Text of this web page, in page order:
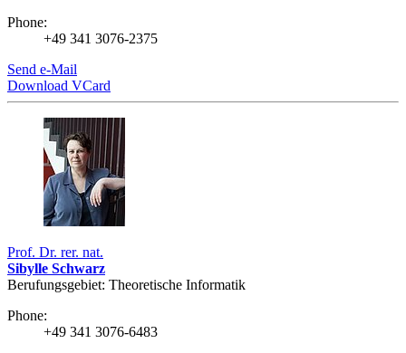
Phone:
+49 341 3076-2375
Send e-Mail
Download VCard
Prof. Dr. rer. nat.
Sibylle Schwarz
Berufungsgebiet: Theoretische Informatik
Phone:
+49 341 3076-6483